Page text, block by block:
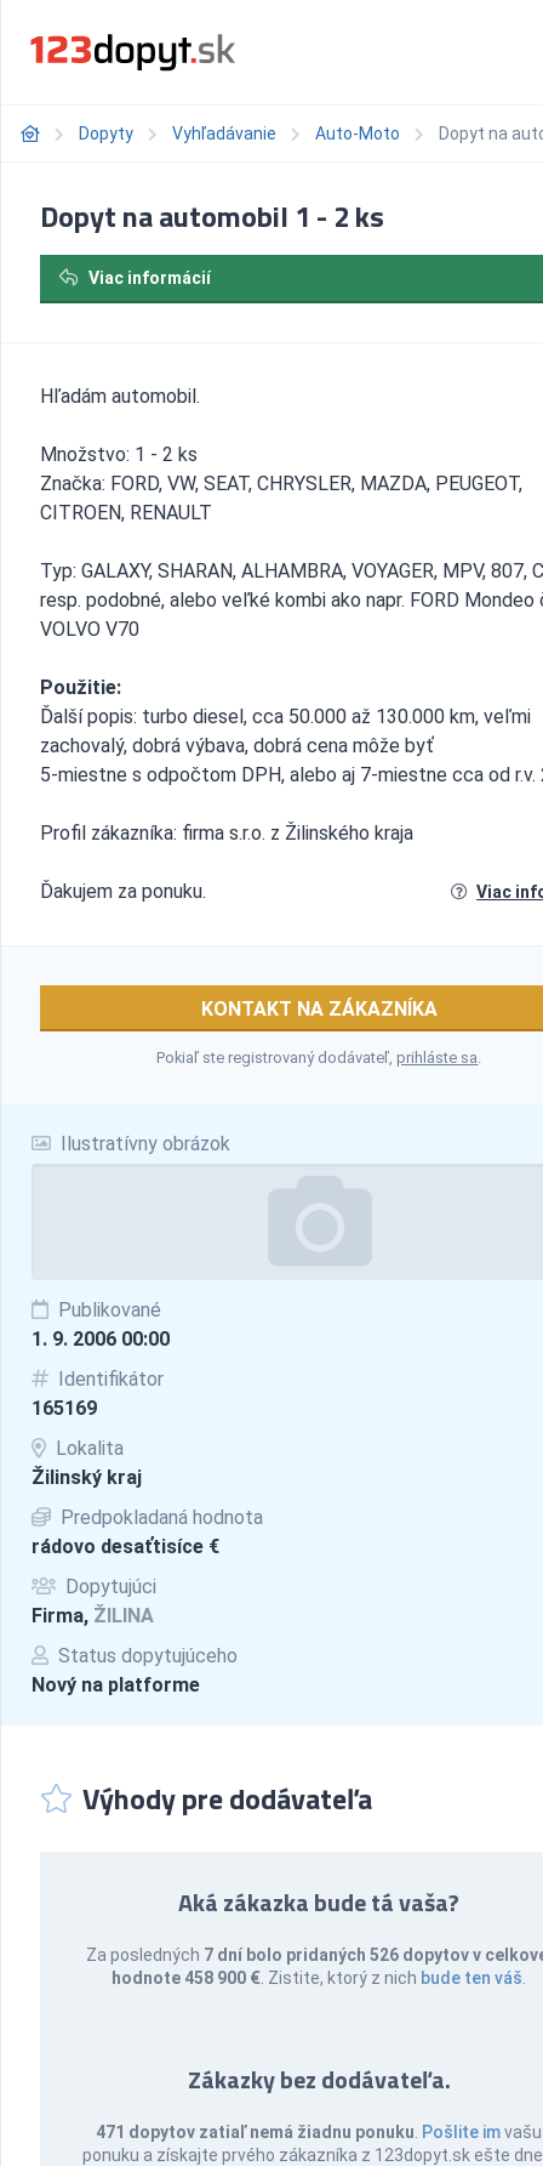
Dopyty Vyhľadávanie Auto-Moto Dopyt na
Ilustratívny obrázok
Publikované
1. 9. 2006 00:00
Identifikátor
165169
Lokalita
Žilinský kraj
Predpokladaná hodnota
rádovo desaťtisíce €
Dopytujúci
Firma, ŽILINA
Status dopytujúceho
Nový na platforme
Dopyt na automobil 1 - 2 ks
Viac informácií
Hľadám automobil.
Množstvo: 1 - 2 ks
Značka: FORD, VW, SEAT, CHRYSLER, MAZDA, PEUGEOT,
CITROEN, RENAULT
Typ: GALAXY, SHARAN, ALHAMBRA, VOYAGER, MPV, 807,
resp. podobné, alebo veľké kombi ako napr. FORD Mondeo
VOLVO V70
Použitie:
Ďalší popis: turbo diesel, cca 50.000 až 130.000 km, veľmi
zachovalý, dobrá výbava, dobrá cena môže byť
5-miestne s odpočtom DPH, alebo aj 7-miestne cca od r.v.
Profil zákazníka: firma s.r.o. z Žilinského kraja
Ďakujem za ponuku. Viac
KONTAKT NA ZÁKAZNÍKA
Pokiaľ ste registrovaný dodávateľ,prihláste sa.
Výhody pre dodávateľa
Aká zákazka bude tá vaša?
Za posledných 7 dní bolo pridaných 526 dopytov v
hodnote 458 900 € . Zistite, ktorý z nich bude ten váš
Zákazky bez dodávateľa.
471 dopytov zatiaľ nemá žiadnu ponuku Pošlite imvašu
ponuku a získajte prvého zákazníka z 123dopyt.sk ešte